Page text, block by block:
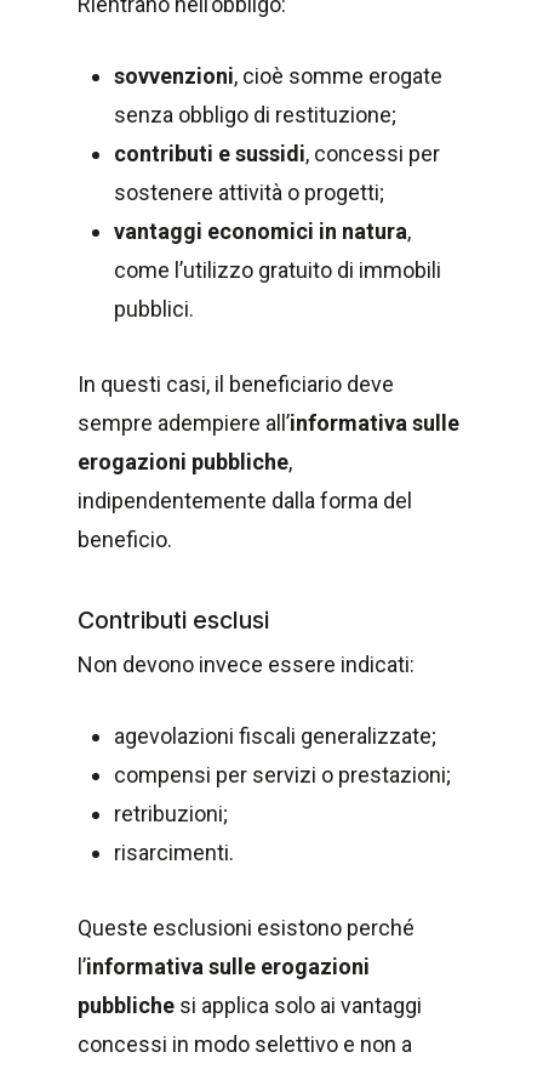
sovvenzioni, cioè somme erogate
senza obbligo di restituzione;
contributi e sussidi, concessi per
sostenere attività o progetti;
vantaggi economici in natura,
come l’utilizzo gratuito di immobili
pubblici.
In questi casi, il beneficiario deve
sempre adempiere all’informativa sulle
erogazioni pubbliche,
indipendentemente dalla forma del
beneficio.
Contributi esclusi
Non devono invece essere indicati:
agevolazioni fiscali generalizzate;
compensi per servizi o prestazioni;
retribuzioni;
risarcimenti.
Queste esclusioni esistono perché
l’informativa sulle erogazioni
pubbliche si applica solo ai vantaggi
concessi in modo selettivo e non a